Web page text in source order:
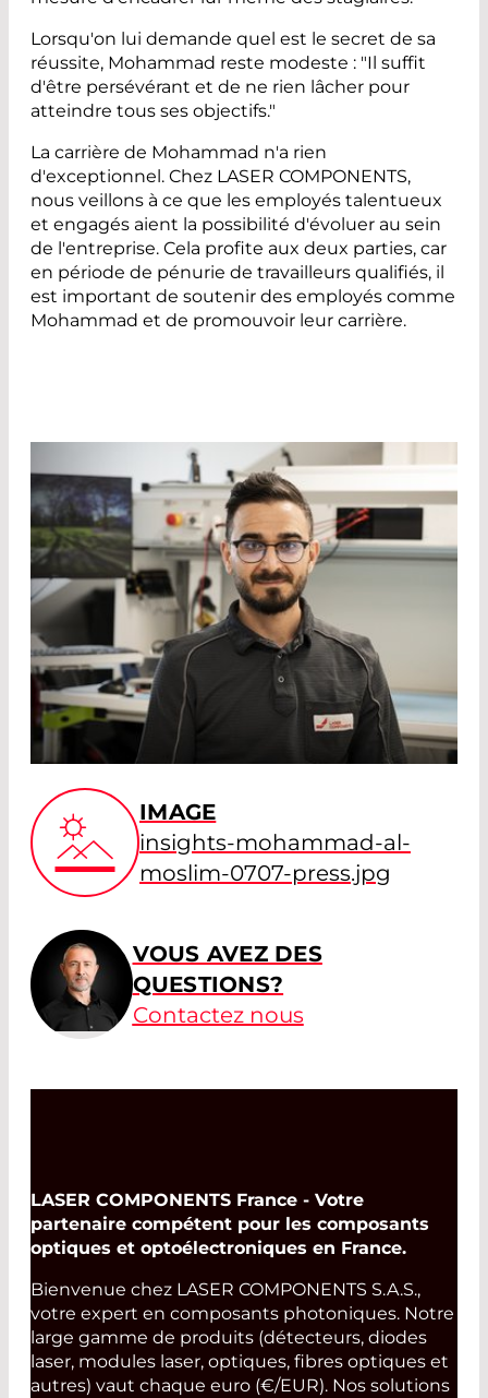
Lorsqu'on lui demande quel est le secret de sa
réussite, Mohammad reste modeste : "Il suffit
d'être persévérant et de ne rien lâcher pour
atteindre tous ses objectifs."
La carrière de Mohammad n'a rien
d'exceptionnel. Chez LASER COMPONENTS,
nous veillons à ce que les employés talentueux
et engagés aient la possibilité d'évoluer au sein
de l'entreprise. Cela profite aux deux parties, car
en période de pénurie de travailleurs qualifiés, il
est important de soutenir des employés comme
Mohammad et de promouvoir leur carrière.
IMAGE
insights-mohammad-al-
moslim-0707-press.jpg
VOUS AVEZ DES
QUESTIONS?
Contactez nous
LASER COMPONENTS France - Votre
partenaire compétent pour les composants
optiques et optoélectroniques en France.
Bienvenue chez LASER COMPONENTS S.A.S.,
votre expert en composants photoniques. Notre
large gamme de produits (détecteurs, diodes
laser, modules laser, optiques, fibres optiques et
autres) vaut chaque euro (€/EUR). Nos solutions